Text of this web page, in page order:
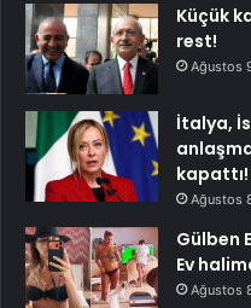
Küçük
rest!
Ağustos
İtalya,
kapattı!
Ağustos
Gülben
Ev
Ağustos